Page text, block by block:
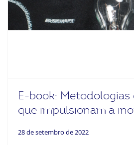
E-book: Metodologias
que impulsionam a
28 de setembro de 2022